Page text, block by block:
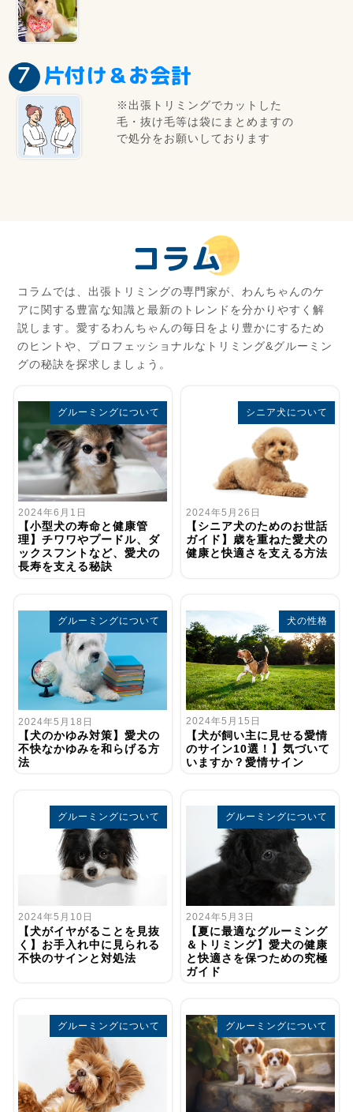
片付け＆お会計
※出張トリミングでカットした
毛・抜け毛等は袋にまとめますの
で処分をお願いしております
コラム
コラムでは、出張トリミングの専門家が、わんちゃんのケ
アに関する豊富な知識と最新のトレンドを分かりやすく解
説します。愛するわんちゃんの毎日をより豊かにするため
のヒントや、プロフェッショナルなトリミング&グルーミン
グの秘訣を探求しましょう。
グルーミングについて
2024年6月1日
【小型犬の寿命と健康管
理】チワワやプードル、ダ
ックスフントなど、愛犬の
長寿を支える秘訣
シニア犬について
2024年5月26日
【シニア犬のためのお世話
ガイド】歳を重ねた愛犬の
健康と快適さを支える方法
グルーミングについて
2024年5月18日
【犬のかゆみ対策】愛犬の
不快なかゆみを和らげる方
法
犬の性格
2024年5月15日
【犬が飼い主に見せる愛情
のサイン10選！】気づいて
いますか？愛情サイン
グルーミングについて
2024年5月10日
【犬がイヤがることを見抜
く】お手入れ中に見られる
不快のサインと対処法
グルーミングについて
2024年5月3日
【夏に最適なグルーミング
＆トリミング】愛犬の健康
と快適さを保つための究極
ガイド
グルーミングについて グルーミングについて